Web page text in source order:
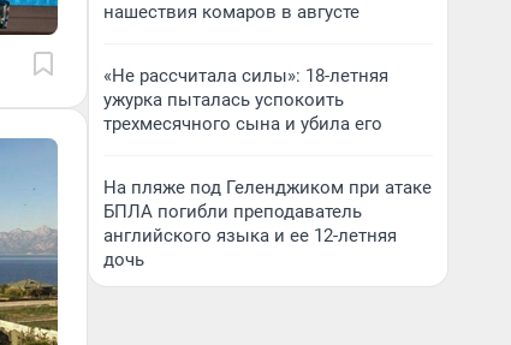
нашествия комаров в августе
«Не рассчитала силы»: 18-летняя
ужурка пыталась успокоить
трехмесячного сына и убила его
На пляже под Геленджиком при атаке
БПЛА погибли преподаватель
английского языка и ее 12-летняя
дочь